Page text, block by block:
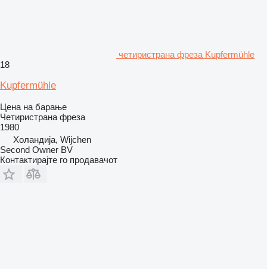
четиристрана фреза Kupfermühle
18
Kupfermühle
Цена на барање
Четиристрана фреза
1980
Холандија, Wijchen
Second Owner BV
Контактирајте го продавачот